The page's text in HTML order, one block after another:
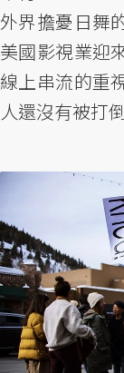
外界擔憂日舞
美國影視業迎
線上串流的重
人還沒有被打